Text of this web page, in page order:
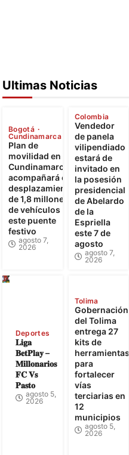
Ultimas Noticias
Bogotá
Cundinamarca
Plan de
movilidad en
Cundinamarca
acompañará el
desplazamiento
de 1,8 millones
de vehículos
este puente
festivo
agosto 7,
2026
Colombia
Vendedor
de panela
vilipendiado
estará de
invitado en
la posesión
presidencial
de Abelardo
de la
Espriella
este 7 de
agosto
agosto 7,
2026
Deportes
𝐋𝐢𝐠𝐚
𝐁𝐞𝐭𝐏𝐥𝐚𝐲 –
𝐌𝐢𝐥𝐥𝐨𝐧𝐚𝐫𝐢𝐨𝐬
𝐅𝐂 𝐕𝐬
𝐏𝐚𝐬𝐭𝐨
agosto 5,
2026
Tolima
Gobernación
del Tolima
entrega 27
kits de
herramientas
para
fortalecer
vías
terciarias en
12
municipios
agosto 5,
2026